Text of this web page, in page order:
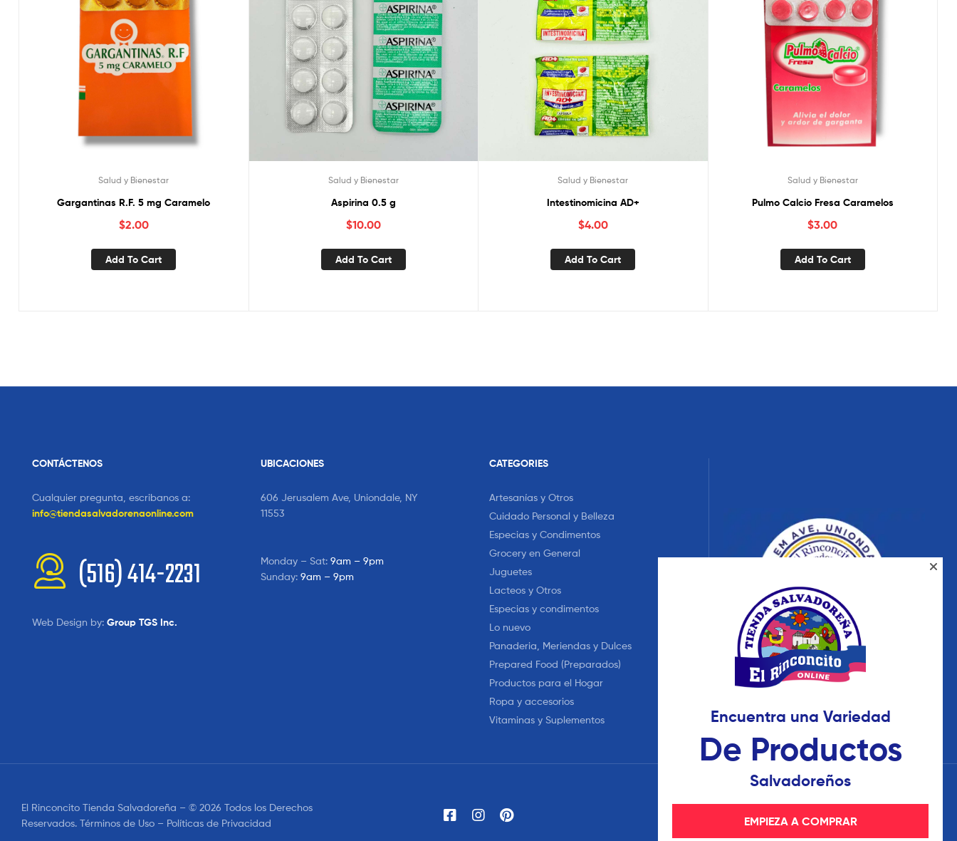
Salud y Bienestar
Gargantinas R.F. 5 mg Caramelo
$2.00
Add To Cart
Salud y Bienestar
Aspirina 0.5 g
$10.00
Add To Cart
Salud y Bienestar
Intestinomicina AD+
$4.00
Add To Cart
Salud y Bienestar
Pulmo Calcio Fresa Caramelos
$3.00
Add To Cart
CONTÁCTENOS
Cualquier pregunta, escribanos a:
info@tiendasalvadorenaonline.com
(516) 414-2231
Web Design by: Group TGS Inc.
UBICACIONES
606 Jerusalem Ave, Uniondale, NY
11553
Monday – Sat: 9am – 9pm
Sunday: 9am – 9pm
CATEGORIES
Artesanías y Otros
Cuidado Personal y Belleza
Especias y Condimentos
Grocery en General
Juguetes
Lacteos y Otros
Especias y condimentos
Lo nuevo
Panaderia, Meriendas y Dulces
Prepared Food (Preparados)
Productos para el Hogar
Ropa y accesorios
Vitaminas y Suplementos
El Rinconcito Tienda Salvadoreña – © 2026 Todos los Derechos
Reservados. Términos de Uso – Políticas de Privacidad
Encuentra una Variedad
De Productos
Salvadoreños
EMPIEZA A COMPRAR